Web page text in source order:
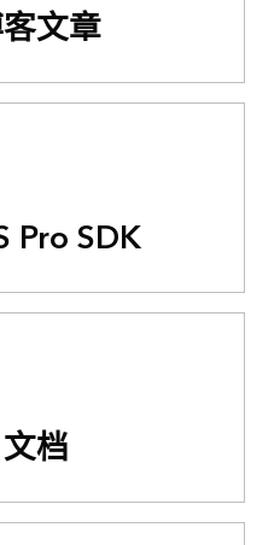
文章
Pro SDK
档